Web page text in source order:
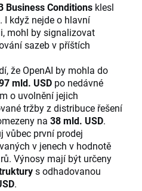
Business Conditions klesl
. I když nejde o hlavní
mohl by signalizovat
sazeb v příštích
že OpenAI by mohla do
mld. USD po nedávné
o uvolnění jejich
tržby z distribuce řešení
na 38 mld. USD.
vůbec první prodej
v jenech v hodnotě
Výnosy mají být určeny
s odhadovanou
.